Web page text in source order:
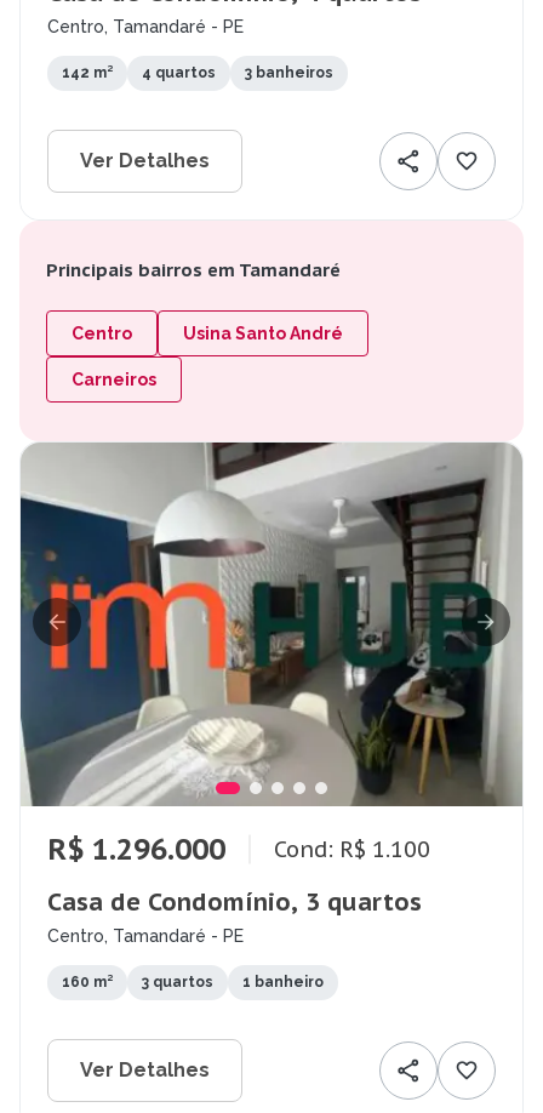
Centro, Tamandaré - PE
142 m² 4 quartos 3 banheiros
Ver Detalhes
Principais bairros em Tamandaré
Centro Usina Santo André
Carneiros
R$ 1.296.000 Cond: R$ 1.100
Casa de Condomínio, 3 quartos
Centro, Tamandaré - PE
160 m² 3 quartos 1 banheiro
Ver Detalhes